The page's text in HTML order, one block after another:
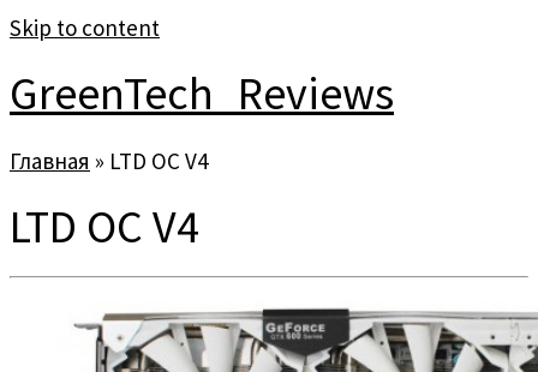
Skip to content
GreenTech_Reviews
Главная » LTD OC V4
LTD OC V4